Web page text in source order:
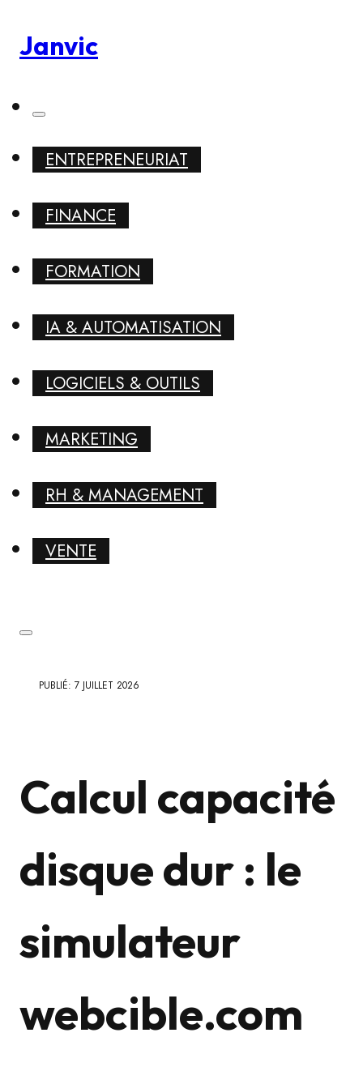
Janvic
ENTREPRENEURIAT
FINANCE
FORMATION
IA & AUTOMATISATION
LOGICIELS & OUTILS
MARKETING
RH & MANAGEMENT
VENTE
Calcul capacité
disque dur : le
simulateur
webcible.com
PUBLIÉ: 7 JUILLET 2026